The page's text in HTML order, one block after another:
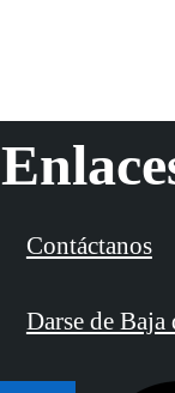
Contáctanos
Darse de